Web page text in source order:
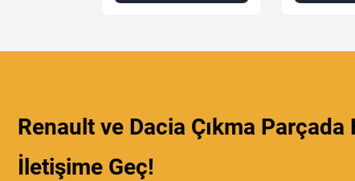
Renault ve Dacia Çıkma
İletişime Geç!